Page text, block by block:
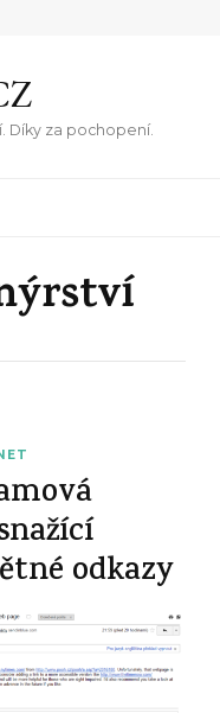
Díky za pochopení.
odkazy